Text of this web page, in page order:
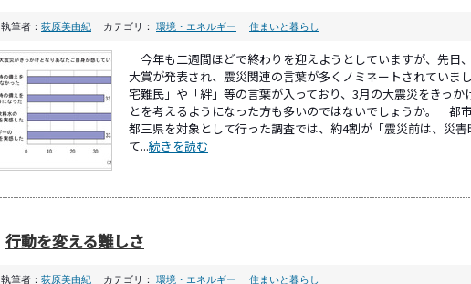
執筆者： 荻原美由紀 カテゴリ： 環境・エネルギー 住まいと暮らし
今年も二週間ほどで終わりを迎えようとしていますが、先日
大賞が発表され、震災関連の言葉が多くノミネートされていま
宅難民」や「絆」等の言葉が入っており、3月の大震災をきっか
とを考えるようになった方も多いのではないでしょうか。 都
都三県を対象として行った調査では、約4割が「震災前は、災
て...続きを読む
行動を変える難しさ
執筆者： 荻原美由紀 カテゴリ： 環境・エネルギー 住まいと暮らし